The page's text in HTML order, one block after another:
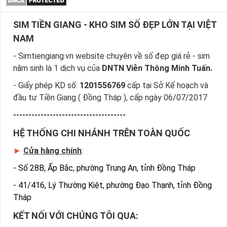
nữa thành “tài trí nhân đôi”. Dòng sim 033 vì thế thường
mang đến nhiều may mắn và thuận lợi. Chủ sở hữu sẽ
hoàn thành mọi mục tiêu mình muốn và đạt được những
thành tựu xứng đáng.
Đầu số 034 “Bốn Mùa Tài Lộc”
Đầu số này mang đến sự bình an cho chủ sở hữu cùng với
và đủ đầy.
Đầu số 035 “Tài Lộc Sinh Sôi”
Số 5 vẫn luôn được biết đến với biểu tượng về sự cân bằng
và kết nối. Khi kết hợp với cặp 03, đầu số 035 mang đến
những niềm vui giản đơn và sự sinh sôi về tài lộc. Hướng
đến cuộc sống đủ đầy, viên mãn.
Đầu số 036 “Có Tài Có Lộc”
SIM TIỀN GIANG - KHO SIM SỐ ĐẸP LỚN TẠI VIỆT
NAM
- Simtiengiang.vn website chuyên về số đẹp giá rẻ - sim
năm sinh là 1 dịch vụ của DNTN Viễn Thông Minh Tuấn.
- Giấy phép KD số: 1201556769 cấp tại Sở Kế hoạch và
đầu tư Tiền Giang ( Đồng Tháp ), cấp ngày 06/07/2017
-------------------------------------
HỆ THỐNG CHI NHÁNH TRÊN TOÀN QUỐC
► Cửa hàng chính:
- Số 28B, Ấp Bắc, phường Trung An, tỉnh Đồng Tháp
- 41/416, Lý Thường Kiệt, phường Đạo Thạnh, tỉnh Đồng
Tháp
KẾT NỐI VỚI CHÚNG TÔI QUA: